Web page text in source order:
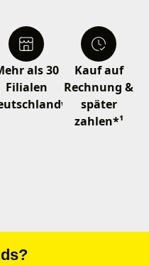
als 30
Filialen
Kauf auf
Rechnung &
später
zahlen*¹